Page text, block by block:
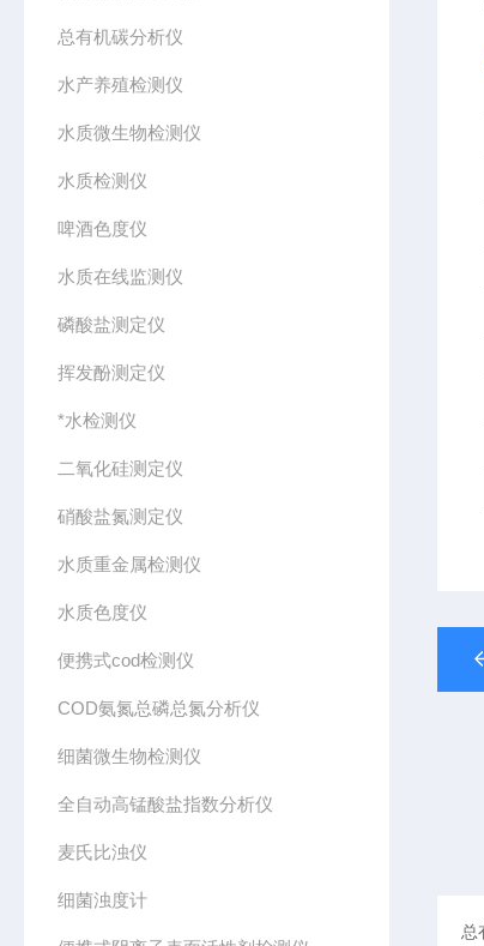
总有机碳分析仪
水产养殖检测仪
水质微生物检测仪
水质检测仪
啤酒色度仪
水质在线监测仪
磷酸盐测定仪
挥发酚测定仪
*水检测仪
二氧化硅测定仪
硝酸盐氮测定仪
水质重金属检测仪
水质色度仪
便携式cod检测仪
COD氨氮总磷总氮分析仪
细菌微生物检测仪
全自动高锰酸盐指数分析仪
麦氏比浊仪
细菌浊度计